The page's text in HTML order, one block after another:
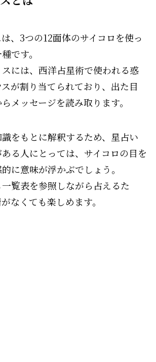
、3つの12面体のサイコロを使っ
です。
には、西洋占星術で使われる惑
が割り当てられており、出た目
メッセージを読み取ります。
をもとに解釈するため、星占い
る人にとっては、サイコロの目を
に意味が浮かぶでしょう。
覧表を参照しながら占えるた
なくても楽しめます。